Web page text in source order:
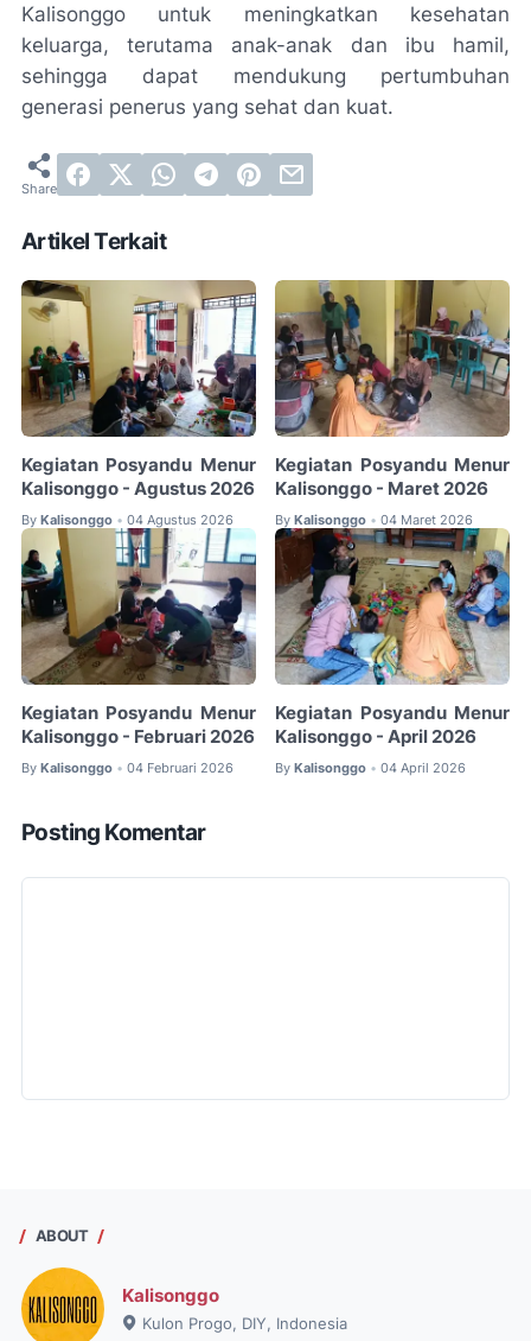
Kalisonggo untuk meningkatkan kesehatan
keluarga, terutama anak-anak dan ibu hamil,
sehingga dapat mendukung pertumbuhan
generasi penerus yang sehat dan kuat.
Artikel Terkait
Kegiatan Posyandu Menur
Kalisonggo - Agustus 2026
By Kalisonggo • 04 Agustus 2026
Kegiatan Posyandu Menur
Kalisonggo - Maret 2026
By Kalisonggo • 04 Maret 2026
Kegiatan Posyandu Menur
Kalisonggo - Februari 2026
By Kalisonggo • 04 Februari 2026
Kegiatan Posyandu Menur
Kalisonggo - April 2026
By Kalisonggo • 04 April 2026
Posting Komentar
ABOUT
Kalisonggo
Kulon Progo, DIY, Indonesia